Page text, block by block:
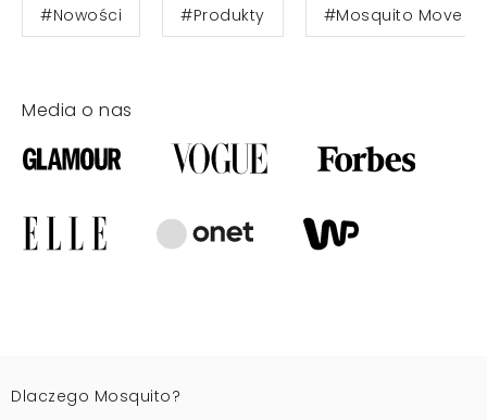
#Nowości #Produkty #Mosquito Move
Media o nas
Dlaczego Mosquito?